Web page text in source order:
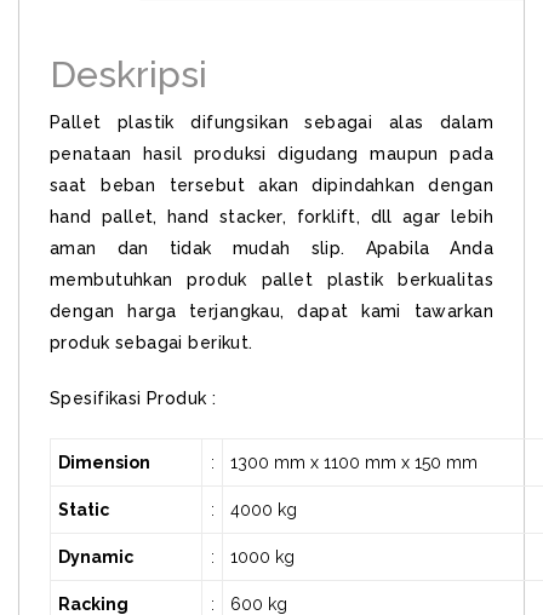
Deskripsi
Pallet plastik difungsikan sebagai alas dalam
penataan hasil produksi digudang maupun pada
saat beban tersebut akan dipindahkan dengan
hand pallet, hand stacker, forklift, dll agar lebih
aman dan tidak mudah slip. Apabila Anda
membutuhkan produk pallet plastik berkualitas
dengan harga terjangkau, dapat kami tawarkan
produk sebagai berikut.
Spesifikasi Produk :
Dimension : 1300 mm x 1100 mm x 150 mm
Static : 4000 kg
Dynamic : 1000 kg
Racking : 600 kg